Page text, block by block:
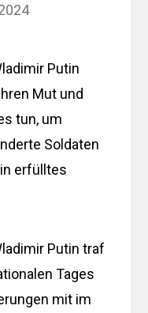
Putin
Mut und
tun, um
Soldaten
erfülltes
Putin traf
Tages
mit im